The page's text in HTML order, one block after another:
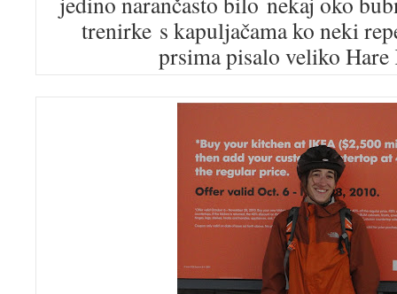
trenirke s kapuljačama ko neki
prsima pisalo veliko